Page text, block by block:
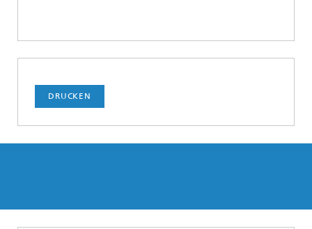
DRUCKEN